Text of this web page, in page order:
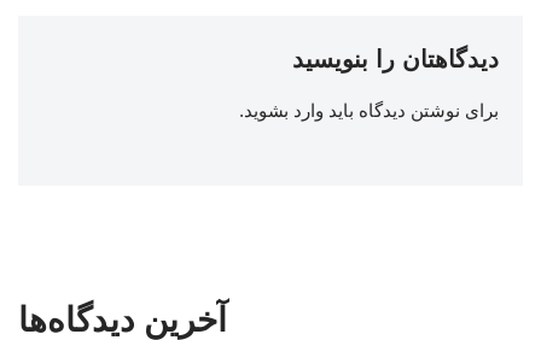
دیدگاهتان را بنویسید
برای نوشتن دیدگاه باید وارد بشوید.
آخرین دیدگاه‌ها